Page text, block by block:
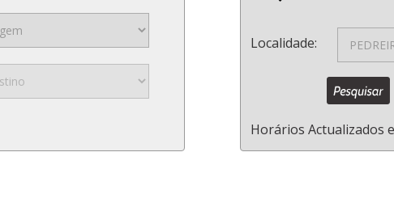
Localidade:
Horários Actualizados